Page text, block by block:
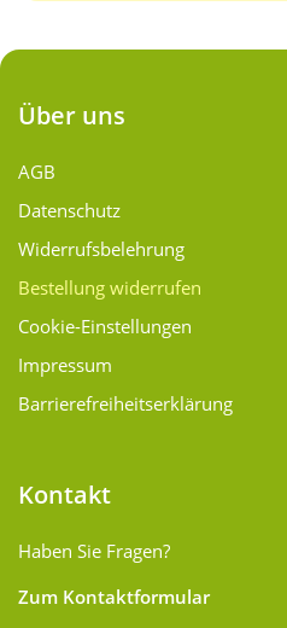
Über uns
AGB
Datenschutz
Widerrufsbelehrung
Bestellung widerrufen
Cookie-Einstellungen
Impressum
Barrierefreiheitserklärung
Kontakt
Haben Sie Fragen?
Zum Kontaktformular